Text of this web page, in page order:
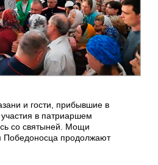
и гости, прибывшие в
в патриаршем
со святыней. Мощи
Победоносца продолжают